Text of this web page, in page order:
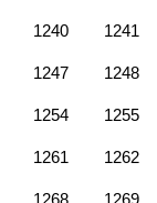
1240 1241
1247 1248
1254 1255
1261 1262